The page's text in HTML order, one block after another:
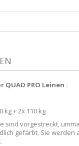
QUAD PRO Leinen :
kg + 2x 110 kg
sind vorgestreckt,
gefärbt. Sie werden